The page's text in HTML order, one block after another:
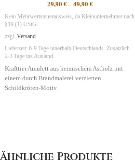
29,90 €– 49,90 €
Kein Mehrwertsteuerausweis, da Kleinunternehmer nach
§19 (1) UStG.
zzgl. Versand
Lieferzeit: 6-9 Tage innerhalb Deutschlands. Zusätzlich
2-3 Tage ins Ausland.
Krafttier Amulett aus heimischem Astholz mit
einem durch Brandmalerei verzierten
Schildkröten-Motiv.
Ähnliche Produkte